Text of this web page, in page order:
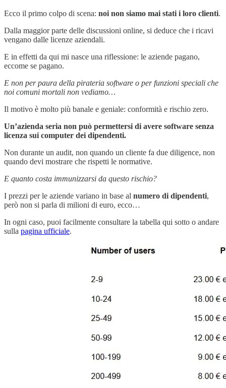
Ecco il primo colpo di scena: noi non siamo mai stati i loro clienti.
Dalla maggior parte delle discussioni online, si deduce che i ricavi
vengano dalle licenze aziendali.
E in effetti da qui mi nasce una riflessione: le aziende pagano,
eccome se pagano.
E non per paura della pirateria software o per funzioni speciali che
noi comuni mortali non vediamo…
Il motivo è molto più banale e geniale: conformità e rischio zero.
Un’azienda seria non può permettersi di avere software senza
licenza sui computer dei dipendenti.
Non durante un audit, non quando un cliente fa due diligence, non
quando devi mostrare che rispetti le normative.
E quanto costa immunizzarsi da questo rischio?
I prezzi per le aziende variano in base al numero di dipendenti,
però non si parla di milioni di euro, ecco…
In ogni caso, puoi facilmente consultare la tabella qui sotto o andare
sulla pagina ufficiale.